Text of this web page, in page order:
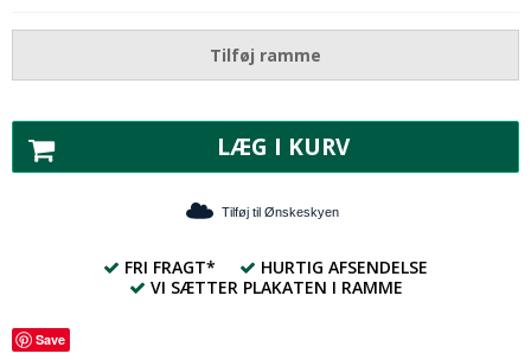
Tilføj ramme
LÆG I KURV
Tilføj til Ønskeskyen
FRI FRAGT*
HURTIG AFSENDELSE
VI SÆTTER PLAKATEN I RAMME
Save